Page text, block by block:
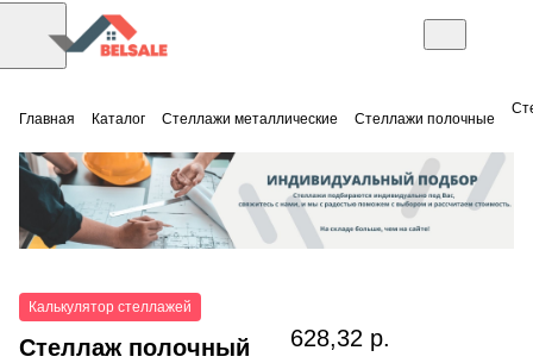
Главная Каталог Стеллажи металлические Стеллажи полочные
Калькулятор стеллажей
Стеллаж полочный
628,32 р.